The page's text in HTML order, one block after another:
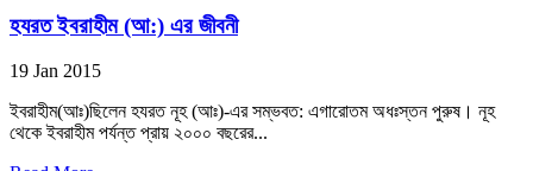
হযরত ইবরাহীম (আ:) এর জীবনী
19 Jan 2015
ইবরাহীম(আঃ)ছিলেন হযরত নূহ (আঃ)-এর সম্ভবত: এগারোতম অধঃস্তন পুরুষ। নূহ
থেকে ইবরাহীম পর্যন্ত প্রায় ২০০০ বছরের...